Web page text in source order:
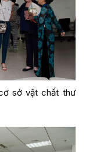
sở vật chất thư